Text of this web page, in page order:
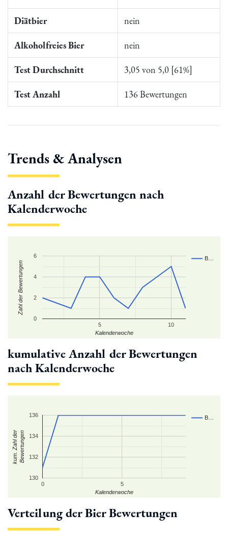
Diätbier nein
Alkoholfreies Bier nein
Test Durchschnitt 3,05 von 5,0 [61%]
Test Anzahl 136 Bewertungen
Trends & Analysen
Anzahl der Bewertungen nach
Kalenderwoche
B…
5 10
0
2
4
6
Kalenderwoche
Zahl der Bewertungen
kumulative Anzahl der Bewertungen
nach Kalenderwoche
B…
0 5
130
132
134
136
Kalenderwoche
kum. Zahl derBewertungen
Verteilung der Bier Bewertungen